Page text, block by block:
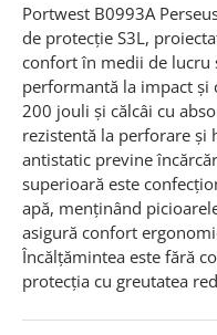
Portwest B0993A
de protecție S3L,
confort în medii de lucru
performantă la impact și
200 jouli și călcâi cu
rezistentă la perforare
antistatic previne
superioară este
apă, menținând
asigură confort
Încălțămintea este fără
protecția cu greutatea